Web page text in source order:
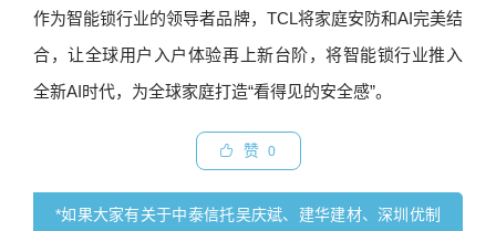
作为智能锁行业的领导者品牌，TCL将家庭安防和AI完美结
合，让全球用户入户体验再上新台阶，将智能锁行业推入
全新AI时代，为全球家庭打造“看得见的安全感”。
赞 0
*如果大家有关于中泰信托吴庆斌、建华建材、深圳优制